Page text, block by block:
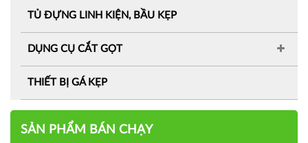
TỦ ĐỰNG LINH KIỆN, BẦU KẸP
DỤNG CỤ CẮT GỌT
THIẾT BỊ GÁ KẸP
SẢN PHẨM BÁN CHẠY